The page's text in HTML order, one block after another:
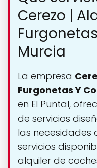
Cerezo |
Murcia
La empresa
Furgonetas Y
en El Puntal,
de servicios
las necesidades
servicios
alquiler de